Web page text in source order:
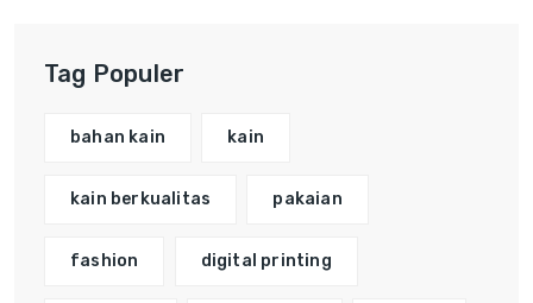
Tag Populer
bahan kain kain
kain berkualitas pakaian
fashion digital printing